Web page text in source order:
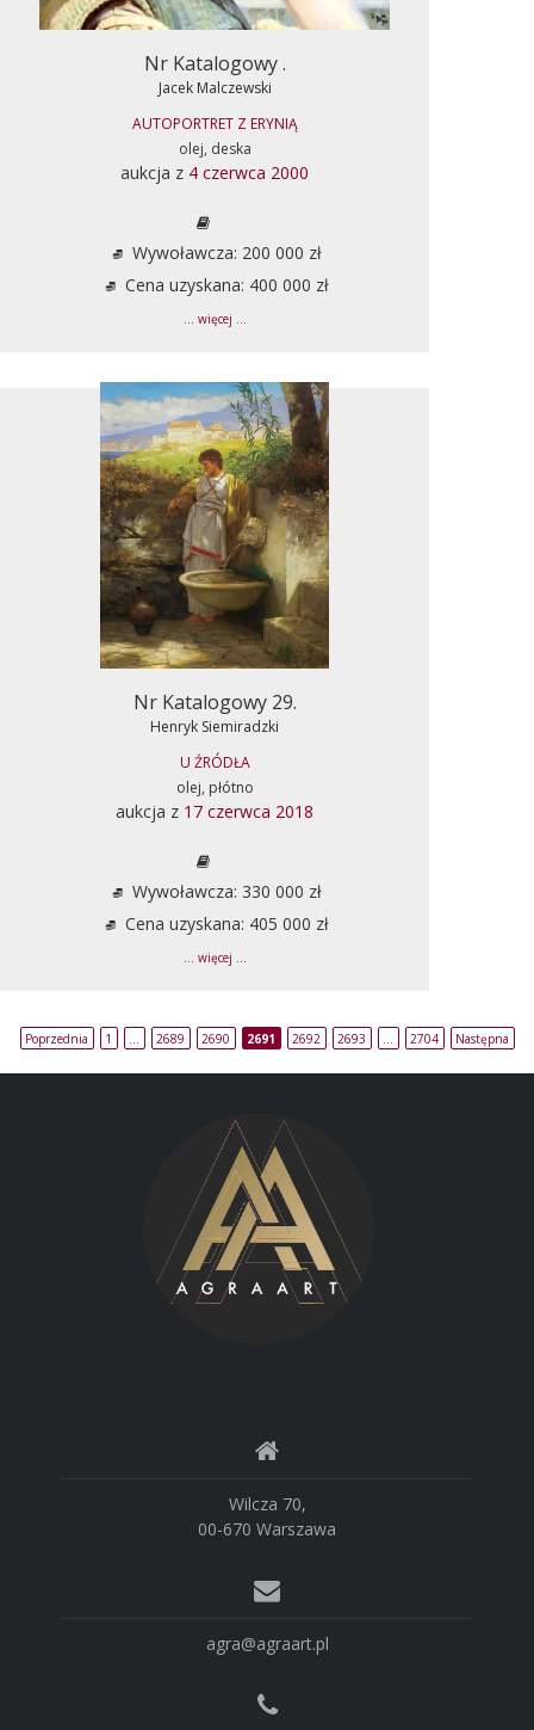
Nr Katalogowy .
Jacek Malczewski
AUTOPORTRET Z ERYNIĄ
olej, deska
aukcja z 4 czerwca 2000
Wywoławcza: 200 000 zł
Cena uzyskana: 400 000 zł
... więcej ...
Nr Katalogowy 29.
Henryk Siemiradzki
U ŹRÓDŁA
olej, płótno
aukcja z 17 czerwca 2018
Wywoławcza: 330 000 zł
Cena uzyskana: 405 000 zł
... więcej ...
Poprzednia 1 2689 2690 2691 2692 2693 2704 Następna
Wilcza 70,
00-670 Warszawa
agra@agraart.pl